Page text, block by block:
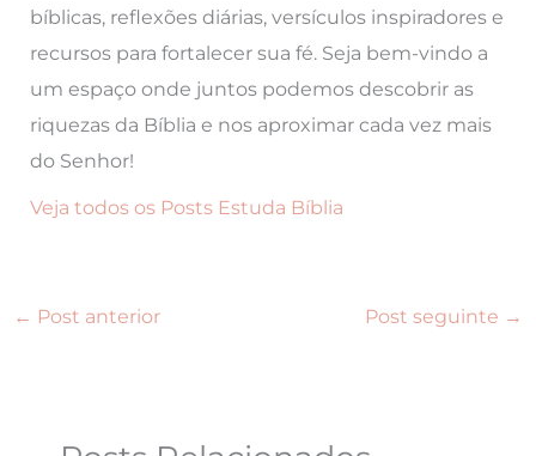
bíblicas, reflexões diárias, versículos inspiradores e
recursos para fortalecer sua fé. Seja bem-vindo a
um espaço onde juntos podemos descobrir as
riquezas da Bíblia e nos aproximar cada vez mais
do Senhor!
Veja todos os Posts Estuda Bíblia
← Post anterior Post seguinte →